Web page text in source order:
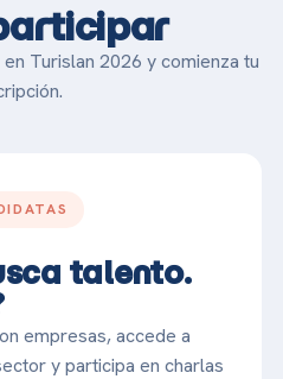
Turislan 2026 y comienza tu
talento.
empresas, accede a
y participa en charlas